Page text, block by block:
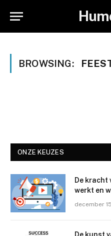
BROWSING:
ONZE KEUZES
De kracht
werkt en
december